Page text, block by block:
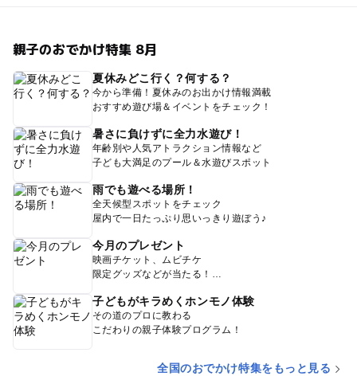
親子のおでかけ特集 8月
夏休みどこ行く？何する？
今から準備！夏休みのお出かけ情報満載
おすすめ遊び場＆イベントをチェック！
暑さに負けずに全力水遊び！
年齢別や人気アトラクション情報など
子ども大満足のプール＆水遊びスポット
雨でも遊べる場所！
全天候型スポットをチェック
屋内で一日たっぷり思いっきり遊ぼう♪
今月のプレゼント
映画チケット、ムビチケ
限定グッズなどが当たる！
子どもがキラめくホンモノ体験
その道のプロに教わる
こだわりの親子体験プログラム！
全国のおでかけ特集をもっと見る